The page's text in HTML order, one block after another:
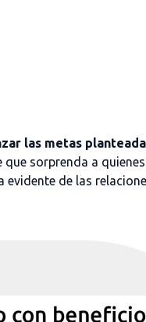
las metas
sorprenda a
de las